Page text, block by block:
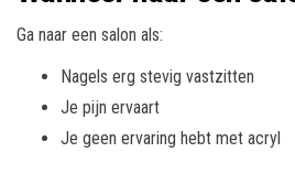
Ga naar een salon als:
Nagels erg stevig vastzitten
Je pijn ervaart
Je geen ervaring hebt met acryl